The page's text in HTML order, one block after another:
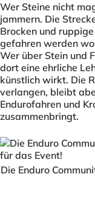
Wer Steine nicht
jammern. Die
Brocken und
gefahren werden
Wer über Stein und
dort eine ehrliche
künstlich wirkt. Die
verlangen, bleibt
Endurofahren und
zusammenbringt.
Die Enduro